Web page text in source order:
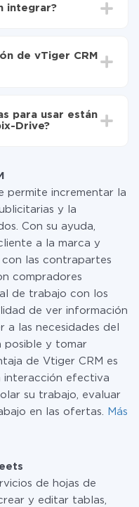
CRM a Google
automáticamente
integrar?
promedio, la
minutos.
de vTiger CRM
de datos que
sus sistemas a otro
gratuita o cambiar a
detalles sobre
para usar están
Drive?
permite incrementar la
y la
Con su ayuda,
a la marca y
las contrapartes
compradores
de trabajo con los
de ver información
a las necesidades del
posible y tomar
de Vtiger CRM es
interacción efectiva
su trabajo, evaluar
en las ofertas.
Más
de hojas de
y editar tablas,